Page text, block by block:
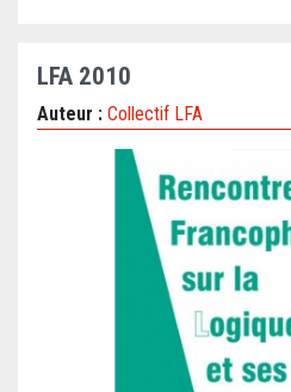
LFA 2010
Auteur : Collectif LFA